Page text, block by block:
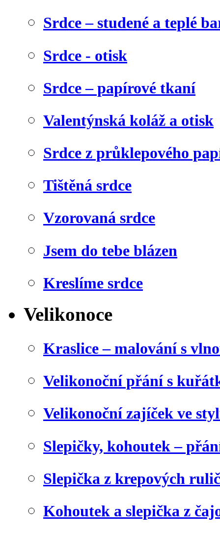
Srdce – studené a teplé
Srdce - otisk
Srdce – papírové tkaní
Valentýnská koláž a otisk
Srdce z průklepového
Tištěná srdce
Vzorovaná srdce
Jsem do tebe blázen
Kreslíme srdce
Velikonoce
Kraslice – malování s
Velikonoční přání s
Velikonoční zajíček ve
Slepičky, kohoutek –
Slepička z krepových
Kohoutek a slepička z